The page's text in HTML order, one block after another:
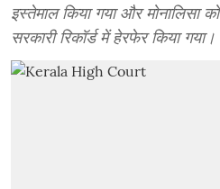
इस्तेमाल किया गया और मोनालिसा
सरकारी रिकॉर्ड में हेरफेर किया गया।